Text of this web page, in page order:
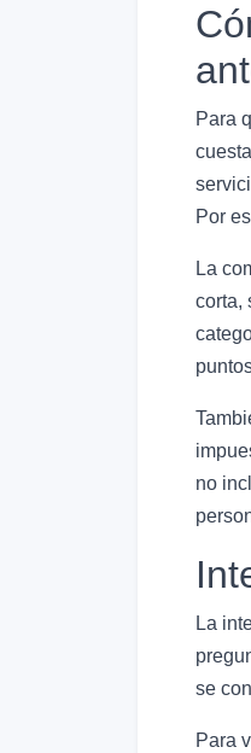
Para
Por
La
corta,
no
La
se
Para